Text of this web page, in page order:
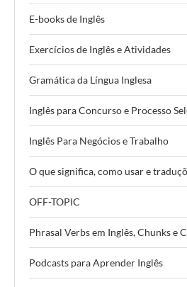
E-books de Inglês
Exercícios de Inglês e Atividades
Gramática da Língua Inglesa
Inglês para Concurso e Processo
Inglês Para Negócios e Trabalho
O que significa, como usar e
OFF-TOPIC
Phrasal Verbs em Inglês, Chunks e
Podcasts para Aprender Inglês